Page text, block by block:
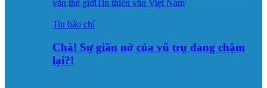
văn thế giớiTin thiên văn Việt Nam
Tin báo chí
Chà! Sự giãn nở của vũ trụ đang chậm
lại?!